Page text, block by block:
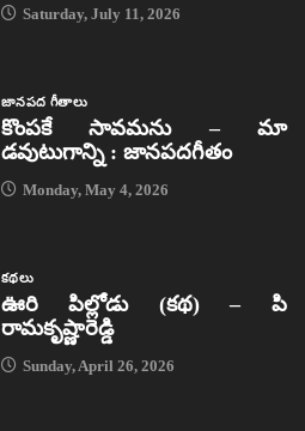
Saturday, July 11, 2026
జానపద గీతాలు
కొంపకే సావమను – మా
డవుటుగాన్ని : జానపదగీతం
Monday, May 4, 2026
కథలు
ఊరి పిల్లోడు (కథ) – పి
రామకృష్ణారెడ్డి
Sunday, April 26, 2026